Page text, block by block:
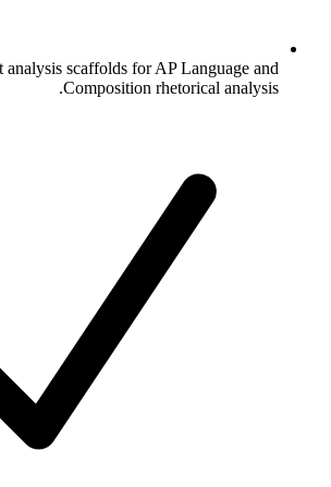
analysis scaffolds for AP Language and
Composition rhetorical analysis.